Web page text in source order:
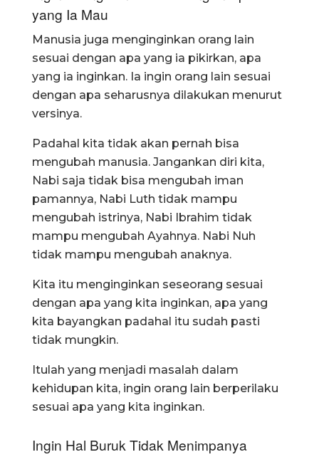
yang Ia Mau
Manusia juga menginginkan orang lain
sesuai dengan apa yang ia pikirkan, apa
yang ia inginkan. Ia ingin orang lain sesuai
dengan apa seharusnya dilakukan menurut
versinya.
Padahal kita tidak akan pernah bisa
mengubah manusia. Jangankan diri kita,
Nabi saja tidak bisa mengubah iman
pamannya, Nabi Luth tidak mampu
mengubah istrinya, Nabi Ibrahim tidak
mampu mengubah Ayahnya. Nabi Nuh
tidak mampu mengubah anaknya.
Kita itu menginginkan seseorang sesuai
dengan apa yang kita inginkan, apa yang
kita bayangkan padahal itu sudah pasti
tidak mungkin.
Itulah yang menjadi masalah dalam
kehidupan kita, ingin orang lain berperilaku
sesuai apa yang kita inginkan.
Ingin Hal Buruk Tidak Menimpanya